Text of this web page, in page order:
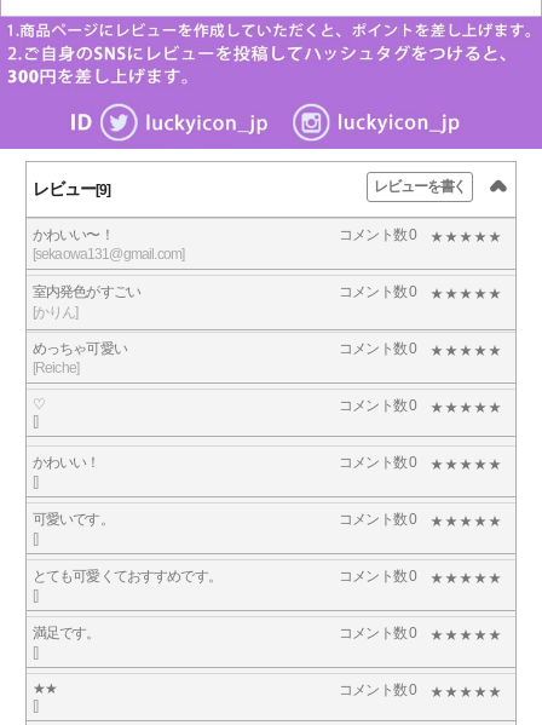
レビュー[9]
かわいい〜！
[sekaowa131@gmail.com]
コメント数 0
室内発色がすごい
[かりん]
コメント数 0
めっちゃ可愛い
[Reiche]
コメント数 0
♡
[]
コメント数 0
かわいい！
[]
コメント数 0
可愛いです。
[]
コメント数 0
とても可愛くておすすめです。
[]
コメント数 0
満足です。
[]
コメント数 0
★★
[]
コメント数 0
レビューを書く